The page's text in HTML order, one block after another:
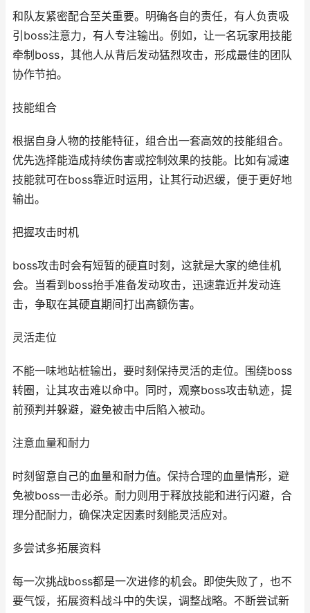
和队友紧密配合至关重要。明确各自的责任，有人负责吸
引boss注意力，有人专注输出。例如，让一名玩家用技能
牵制boss，其他人从背后发动猛烈攻击，形成最佳的团队
协作节拍。
技能组合
根据自身人物的技能特征，组合出一套高效的技能组合。
优先选择能造成持续伤害或控制效果的技能。比如有减速
技能就可在boss靠近时运用，让其行动迟缓，便于更好地
输出。
把握攻击时机
boss攻击时会有短暂的硬直时刻，这就是大家的绝佳机
会。当看到boss抬手准备发动攻击，迅速靠近并发动连
击，争取在其硬直期间打出高额伤害。
灵活走位
不能一味地站桩输出，要时刻保持灵活的走位。围绕boss
转圈，让其攻击难以命中。同时，观察boss攻击轨迹，提
前预判并躲避，避免被击中后陷入被动。
注意血量和耐力
时刻留意自己的血量和耐力值。保持合理的血量情形，避
免被boss一击必杀。耐力则用于释放技能和进行闪避，合
理分配耐力，确保决定因素时刻能灵活应对。
多尝试多拓展资料
每一次挑战boss都是一次进修的机会。即使失败了，也不
要气馁，拓展资料战斗中的失误，调整战略。不断尝试新